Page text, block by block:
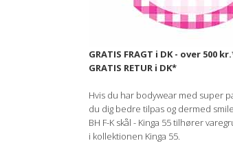
GRATIS FRAGT i DK - over 500
GRATIS RETUR i DK*
Hvis du har bodywear med super
du dig bedre tilpas og dermed
BH F-K skål - Kinga 55 tilhører
i kollektionen Kinga 55.